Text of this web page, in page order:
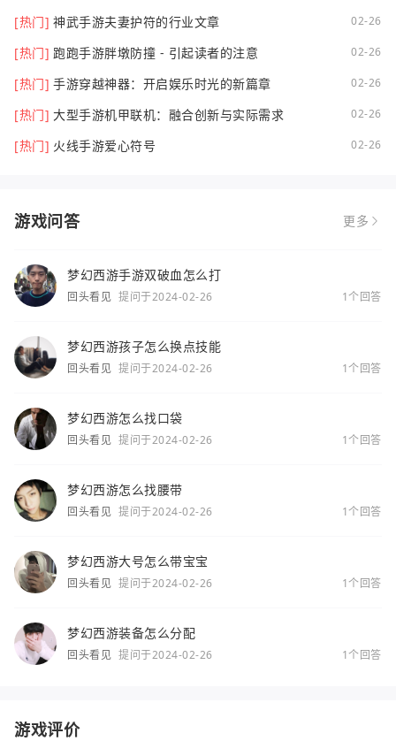
[热门] 神武手游夫妻护符的行业文章 02-26
[热门] 跑跑手游胖墩防撞 - 引起读者的注意 02-26
[热门] 手游穿越神器：开启娱乐时光的新篇章 02-26
[热门] 大型手游机甲联机：融合创新与实际需求 02-26
[热门] 火线手游爱心符号 02-26
游戏问答 更多
梦幻西游手游双破血怎么打
回头看见 提问于2024-02-26 1个回答
梦幻西游孩子怎么换点技能
回头看见 提问于2024-02-26 1个回答
梦幻西游怎么找口袋
回头看见 提问于2024-02-26 1个回答
梦幻西游怎么找腰带
回头看见 提问于2024-02-26 1个回答
梦幻西游大号怎么带宝宝
回头看见 提问于2024-02-26 1个回答
梦幻西游装备怎么分配
回头看见 提问于2024-02-26 1个回答
游戏评价